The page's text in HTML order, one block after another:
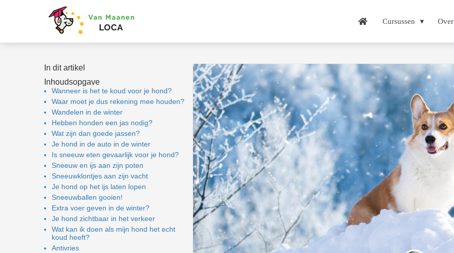
Cursussen
In dit artikel
Inhoudsopgave
Wanneer is het te koud voor je hond?
Waar moet je dus rekening mee houden?
Wandelen in de winter
Hebben honden een jas nodig?
Wat zijn dan goede jassen?
Je hond in de auto in de winter
Is sneeuw eten gevaarlijk voor je hond?
Sneeuw en ijs aan zijn poten
Sneeuwklontjes aan zijn vacht
Je hond op het ijs laten lopen
Sneeuwballen gooien!
Extra voer geven in de winter?
Je hond zichtbaar in het verkeer
Wat kan ik doen als mijn hond het echt
koud heeft?
Antivries